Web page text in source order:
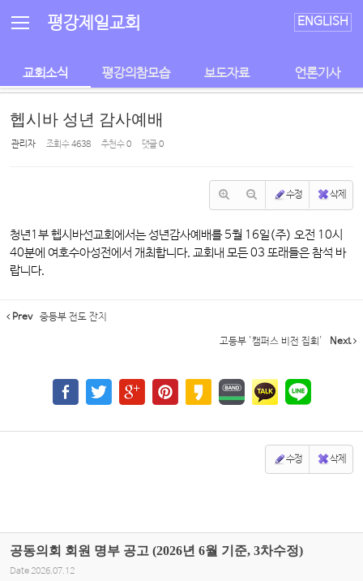
평강제일교회 ENGLISH
교회소식 평강의참모습 보도자료 언론기사
헵시바 성년 감사예배
관리자 조회 수4638 추천 수0 댓글0
수정 삭제
청년1부 헵시바선교회에서는 성년감사예배를 5월 16일(주) 오전 10시
40분에 여호수아성전에서 개최합니다. 교회내 모든 03 또래들은 참석 바
랍니다.
Prev 중등부 전도 잔치
고등부 '캠퍼스 비전 집회' Next
수정 삭제
공동의회 회원 명부 공고 (2026년 6월 기준, 3차수정)
Date 2026.07.12